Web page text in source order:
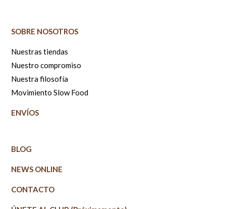
SOBRE NOSOTROS
Nuestras tiendas
Nuestro compromiso
Nuestra filosofía
Movimiento Slow Food
ENVÍOS
BLOG
NEWS ONLINE
CONTACTO